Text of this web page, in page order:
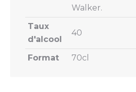
Walker.
Taux
d'alcool
40
Format 70cl